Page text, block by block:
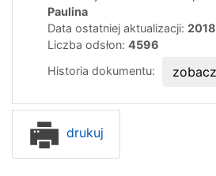
Paulina
Data ostatniej aktualizacji:
Liczba odsłon: 4596
Historia dokumentu:
zobacz
drukuj